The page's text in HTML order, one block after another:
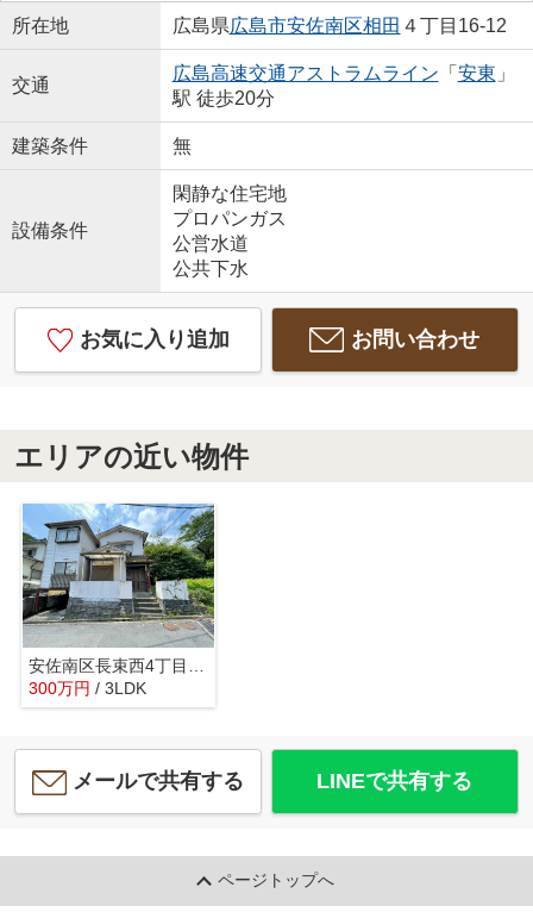
所在地 広島県広島市安佐南区相田 ４丁目16-12
交通
広島高速交通アストラムライン 「 安東 」
駅 徒歩20分
建築条件 無
設備条件
閑静な住宅地
プロパンガス
公営水道
公共下水
お気に入り追加 お問い合わせ
エリアの近い物件
300万円 / 3LDK
メールで共有する LINEで共有する
ページトップへ